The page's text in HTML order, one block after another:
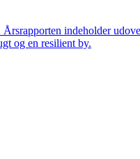
indeholder
og en resilient by.